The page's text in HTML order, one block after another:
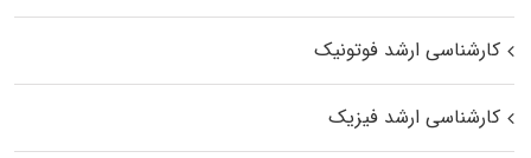
کارشناسی ارشد فوتونیک
کارشناسی ارشد فیزیک